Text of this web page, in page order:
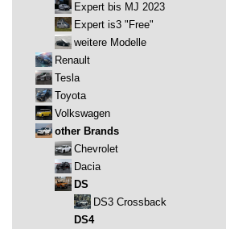
Expert bis MJ 2023
Expert is3 "Free"
weitere Modelle
Renault
Tesla
Toyota
Volkswagen
other Brands
Chevrolet
Dacia
DS
DS3 Crossback
DS4